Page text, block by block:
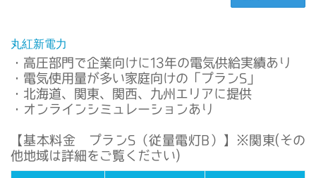
丸紅新電力
・高圧部門で企業向けに13年の電気供給実績あり
・電気使用量が多い家庭向けの「プランS」
・北海道、関東、関西、九州エリアに提供
・オンラインシミュレーションあり
【基本料金 プランS（従量電灯B）】※関東(その
他地域は詳細をご覧ください)